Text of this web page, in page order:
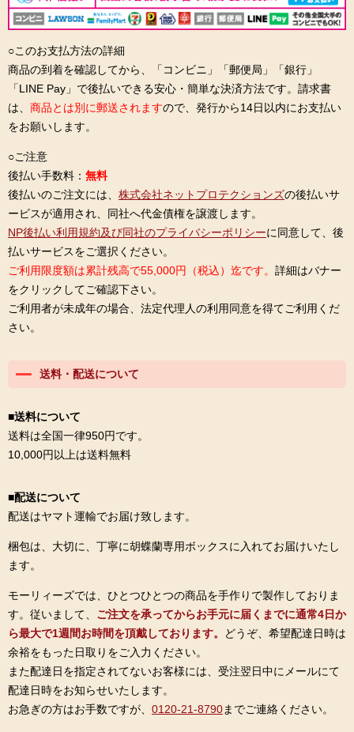
○このお支払方法の詳細
商品の到着を確認してから、「コンビニ」「郵便局」「銀行」
「LINE Pay」で後払いできる安心・簡単な決済方法です。請求書
は、 商品とは別に郵送されますので、発行から14日以内にお支払い
をお願いします。
○ご注意
後払い手数料： 無料
後払いのご注文には、 株式会社ネットプロテクションズの後払いサ
ービスが適用され、同社へ代金債権を譲渡します。
NP後払い利用規約及び同社のプライバシーポリシーに同意して、後
払いサービスをご選択ください。
ご利用限度額は累計残高で55,000円（税込）迄です。 詳細はバナー
をクリックしてご確認下さい。
ご利用者が未成年の場合、法定代理人の利用同意を得てご利用くだ
さい。
送料・配送について
■送料について
送料は全国一律950円です。
10,000円以上は送料無料
■配送について
配送はヤマト運輸でお届け致します。
梱包は、大切に、丁寧に胡蝶蘭専用ボックスに入れてお届けいたし
ます。
モーリィーズでは、ひとつひとつの商品を手作りで製作しておりま
す。従いまして、 ご注文を承ってからお手元に届くまでに通常4日か
ら最大で1週間お時間を頂戴しております。
どうぞ、希望配達日時は
余裕をもった日取りをご入力ください。
また配達日を指定されてないお客様には、受注翌日中にメールにて
配達日時をお知らせいたします。
お急ぎの方はお手数ですが、 0120-21-8790までご連絡ください。